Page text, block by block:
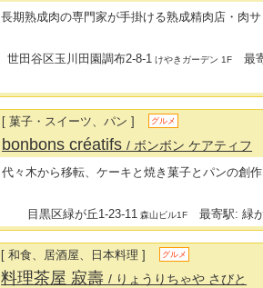
⻑期熟成⾁の専⾨家が手掛ける熟成精⾁店・⾁
世田谷区玉川田園調布2-8-1 けやきガーデン 1F 最
[ 菓子・スイーツ、パン ] グルメ
bonbons créatifs/ ボンボン ケアティフ
代々木から移転、ケーキと焼き菓子とパンの創
目黒区緑が丘1-23-11 森山ビル1F 最寄駅: 緑
[ 和食、居酒屋、日本料理 ] グルメ
料理茶屋 寂壽/ りょうりちゃや さびと